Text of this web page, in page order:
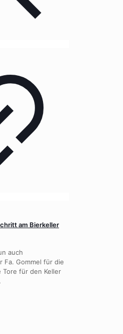
am Bierkeller
auch
Fa. Gommel für die
Tore für den Keller